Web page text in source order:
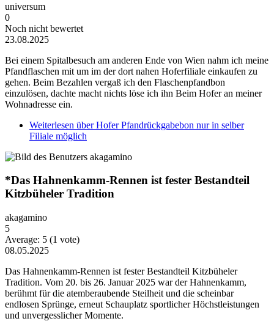
universum
0
Noch nicht bewertet
23.08.2025
Bei einem Spitalbesuch am anderen Ende von Wien nahm ich meine
Pfandflaschen mit um im der dort nahen Hoferfiliale einkaufen zu
gehen. Beim Bezahlen vergaß ich den Flaschenpfandbon
einzulösen, dachte macht nichts löse ich ihn Beim Hofer an meiner
Wohnadresse ein.
Weiterlesen über Hofer Pfandrückgabebon nur in selber
Filiale möglich
*Das Hahnenkamm-Rennen ist fester Bestandteil
Kitzbüheler Tradition
akagamino
5
Average: 5 (1 vote)
08.05.2025
Das Hahnenkamm-Rennen ist fester Bestandteil Kitzbüheler
Tradition. Vom 20. bis 26. Januar 2025 war der Hahnenkamm,
berühmt für die atemberaubende Steilheit und die scheinbar
endlosen Sprünge, erneut Schauplatz sportlicher Höchstleistungen
und unvergesslicher Momente.